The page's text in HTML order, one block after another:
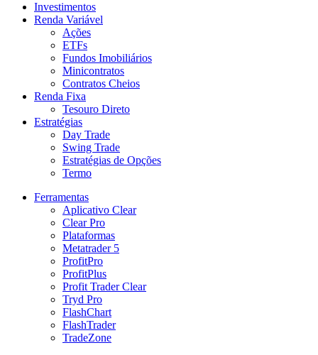
Investimentos
Renda Variável
Ações
ETFs
Fundos Imobiliários
Minicontratos
Contratos Cheios
Renda Fixa
Tesouro Direto
Estratégias
Day Trade
Swing Trade
Estratégias de Opções
Termo
Ferramentas
Aplicativo Clear
Clear Pro
Plataformas
Metatrader 5
ProfitPro
ProfitPlus
Profit Trader Clear
Tryd Pro
FlashChart
FlashTrader
TradeZone